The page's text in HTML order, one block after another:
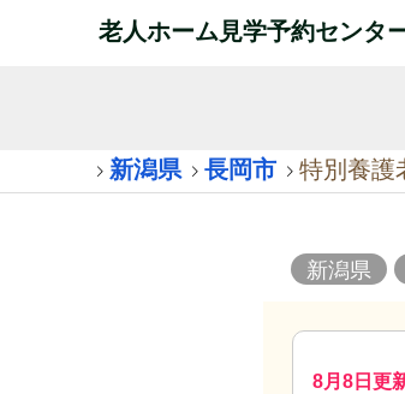
老人ホーム見学予約センタ
新潟県
長岡市 特別養
新潟県
8月8日更